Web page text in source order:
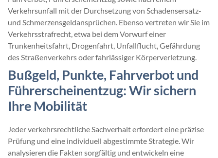
Verkehrsunfall mit der Durchsetzung von Schadensersatz-
und Schmerzensgeldansprüchen. Ebenso vertreten wir Sie im
Verkehrsstrafrecht, etwa bei dem Vorwurf einer
Trunkenheitsfahrt, Drogenfahrt, Unfallflucht, Gefährdung
des Straßenverkehrs oder fahrlässiger Körperverletzung.
Bußgeld, Punkte, Fahrverbot und
Führerscheinentzug: Wir sichern
Ihre Mobilität
Jeder verkehrsrechtliche Sachverhalt erfordert eine präzise
Prüfung und eine individuell abgestimmte Strategie. Wir
analysieren die Fakten sorgfältig und entwickeln eine